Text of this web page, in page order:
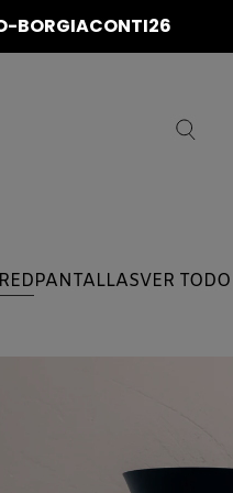
BORGIACONTI26
PANTALLASVER TODO